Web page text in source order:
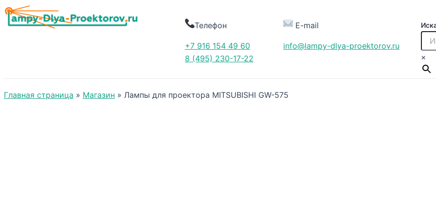
Телефон
+7 916 154 49 60
8 (495) 230-17-22
E-mail
info@lampy-dlya-proektorov.ru
×
Главная страница » Магазин » Лампы для проектора MITSUBISHI GW-575